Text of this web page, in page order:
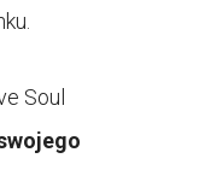
Soul